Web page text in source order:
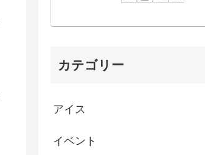
カテゴリー
アイス
イベント